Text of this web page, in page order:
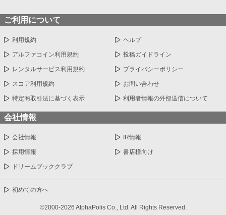
ご利用について
利用規約 ヘルプ
アルファコイン利用規約 投稿ガイドライン
レンタルサービス利用規約 プライバシーポリシー
スコア利用規約 お問い合わせ
特定商取引法に基づく表示 利用者情報の外部送信について
会社情報
会社情報 IR情報
採用情報 書店様向け
ドリームブッククラブ
初めての方へ
©2000-2026 AlphaPolis Co., Ltd. All Rights Reserved.